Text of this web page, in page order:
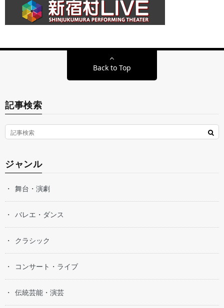
Back to Top
記事検索
ジャンル
舞台・演劇
バレエ・ダンス
クラシック
コンサート・ライブ
伝統芸能・演芸